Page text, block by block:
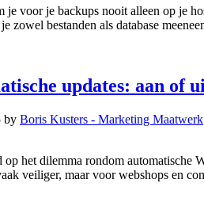
voor je backups nooit alleen op je
zowel bestanden als database
updates: aan of
by Boris Kusters - Marketing Maatwerk
het dilemma rondom automatische
veiliger, maar voor webshops en